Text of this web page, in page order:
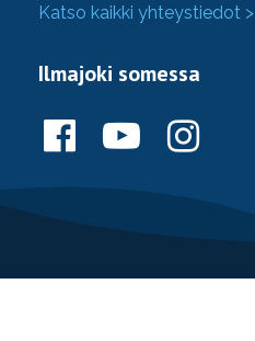
Katso kaikki yhteystiedot >
Ilmajoki somessa